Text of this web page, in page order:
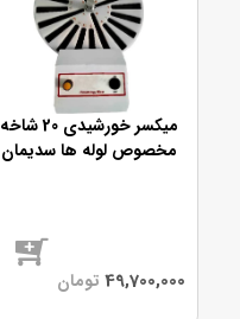
میکسر خورشیدی 20 شاخه
مخصوص لوله ها سدیمان